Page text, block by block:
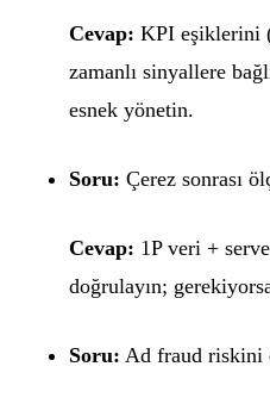
Cevap: KPI eşiklerini
zamanlı sinyallere
esnek yönetin.
Soru: Çerez sonrası
Cevap: 1P veri +
doğrulayın;
Soru: Ad fraud riskini